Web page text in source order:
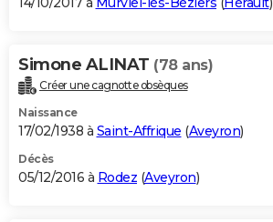
Simone ALINAT (78 ans)
Créer une cagnotte obsèques
Naissance
17/02/1938 à Saint-Affrique (Aveyron)
Décès
05/12/2016 à Rodez (Aveyron)